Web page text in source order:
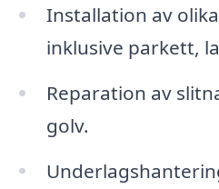
Installation av
inklusive parkett,
Reparation av
golv.